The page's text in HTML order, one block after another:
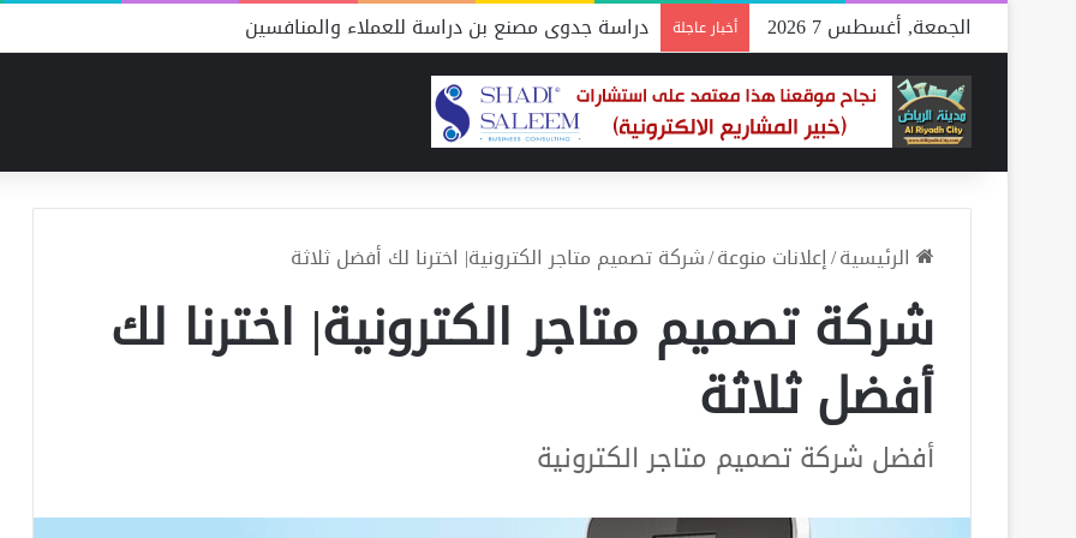
الجمعة, أغسطس 7 2026 أخبار عاجلة دراسة جدوى مصنع بن دراسة للعملاء والمنافسين
الرئيسية/إعلانات منوعة/شركة تصميم متاجر الكترونية| اخترنا لك أفضل ثلاثة
شركة تصميم متاجر الكترونية| اخترنا لك
أفضل ثلاثة
أفضل شركة تصميم متاجر الكترونية